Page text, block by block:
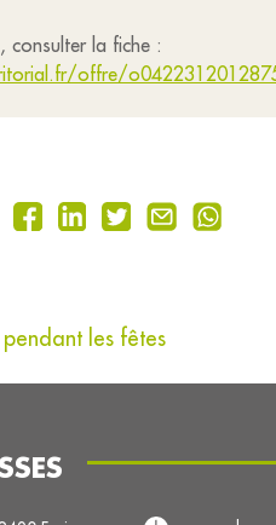
consulter la fiche :
offre/
les fêtes